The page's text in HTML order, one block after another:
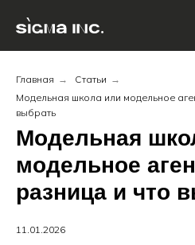
Главная → Статьи →
Модельная школа или модельное
выбрать
Модельная
модельное
разница и что
11.01.2026